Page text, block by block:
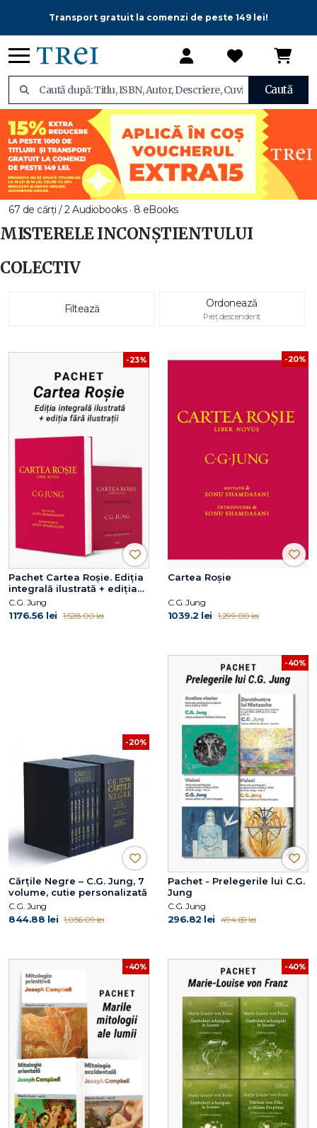
Transport gratuit la comenzi de peste 149 lei!
Caută
67 de cărți / 2 Audiobooks · 8 eBooks
MISTERELE INCONȘTIENTULUI
COLECTIV
Filtează Ordonează
Preț descendent
-23%
Pachet Cartea Roșie. Ediția
integrală ilustrată + ediția
fără ilustrații
C.G. Jung
1176.56 lei 1,528.00 lei
-20%
Cartea Roșie
C.G. Jung
1039.2 lei 1,299.00 lei
-20%
Cărțile Negre – C.G. Jung, 7
volume, cutie personalizată
C.G. Jung
844.88 lei 1,056.09 lei
-40%
Pachet - Prelegerile lui C.G.
Jung
C.G. Jung
296.82 lei 494.69 lei
-40% -40%